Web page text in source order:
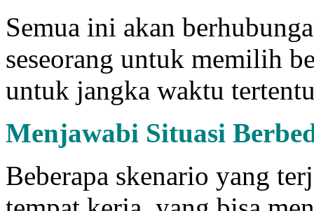
Semua ini akan
seseorang untuk memilih
untuk jangka waktu
Menjawabi Situasi
Beberapa skenario yang